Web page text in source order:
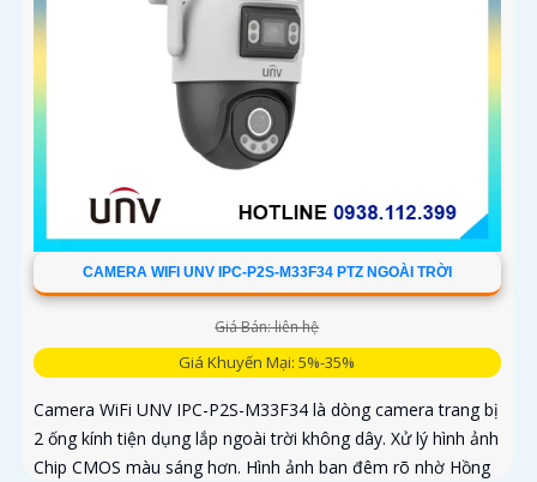
CAMERA WIFI UNV IPC-P2S-M33F34 PTZ NGOÀI TRỜI
Giá Bán: liên hệ
Giá Khuyến Mại: 5%-35%
Camera WiFi UNV IPC-P2S-M33F34 là dòng camera trang bị
2 ống kính tiện dụng lắp ngoài trời không dây. Xử lý hình ảnh
Chip CMOS màu sáng hơn. Hình ảnh ban đêm rõ nhờ Hồng